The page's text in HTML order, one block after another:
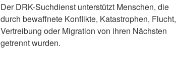
Der DRK-Suchdienst unterstützt Menschen, die
durch bewaffnete Konflikte, Katastrophen, Flucht,
Vertreibung oder Migration von ihren Nächsten
getrennt wurden.